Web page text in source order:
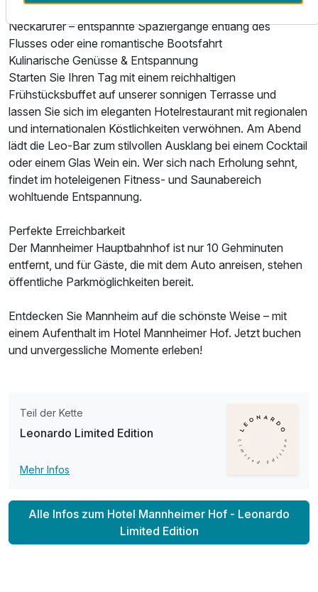
Technik- und Industriegeschichte
Neckarufer – entspannte Spaziergänge entlang des
Flusses oder eine romantische Bootsfahrt
Kulinarische Genüsse & Entspannung
Starten Sie Ihren Tag mit einem reichhaltigen
Frühstücksbuffet auf unserer sonnigen Terrasse und
lassen Sie sich im eleganten Hotelrestaurant mit regionalen
und internationalen Köstlichkeiten verwöhnen. Am Abend
lädt die Leo-Bar zum stilvollen Ausklang bei einem Cocktail
oder einem Glas Wein ein. Wer sich nach Erholung sehnt,
findet im hoteleigenen Fitness- und Saunabereich
wohltuende Entspannung.
Perfekte Erreichbarkeit
Der Mannheimer Hauptbahnhof ist nur 10 Gehminuten
entfernt, und für Gäste, die mit dem Auto anreisen, stehen
öffentliche Parkmöglichkeiten bereit.
Entdecken Sie Mannheim auf die schönste Weise – mit
einem Aufenthalt im Hotel Mannheimer Hof. Jetzt buchen
und unvergessliche Momente erleben!
Teil der Kette
Leonardo Limited Edition
Mehr Infos
Alle Infos zum Hotel Mannheimer Hof - Leonardo
Limited Edition